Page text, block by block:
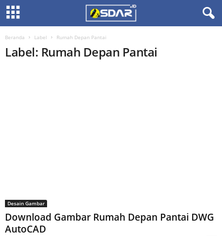
Beranda Label Rumah Depan Pantai
Label: Rumah Depan Pantai
Desain Gambar
Download Gambar Rumah Depan Pantai DWG
AutoCAD